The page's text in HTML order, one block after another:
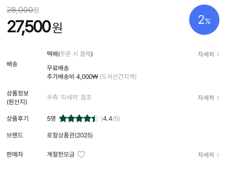
2%
28,000원
27,500원
배송
택배(주문 시 결제) 자세히
무료배송
추가배송비 4,000₩ (도서산간지역)
상품정보
(원산지)
우측 '자세히' 참조 자세히
상품후기 5명 (4.4/5)
브랜드 로컬상품관(2025)
판매자 계절한모금 자세히